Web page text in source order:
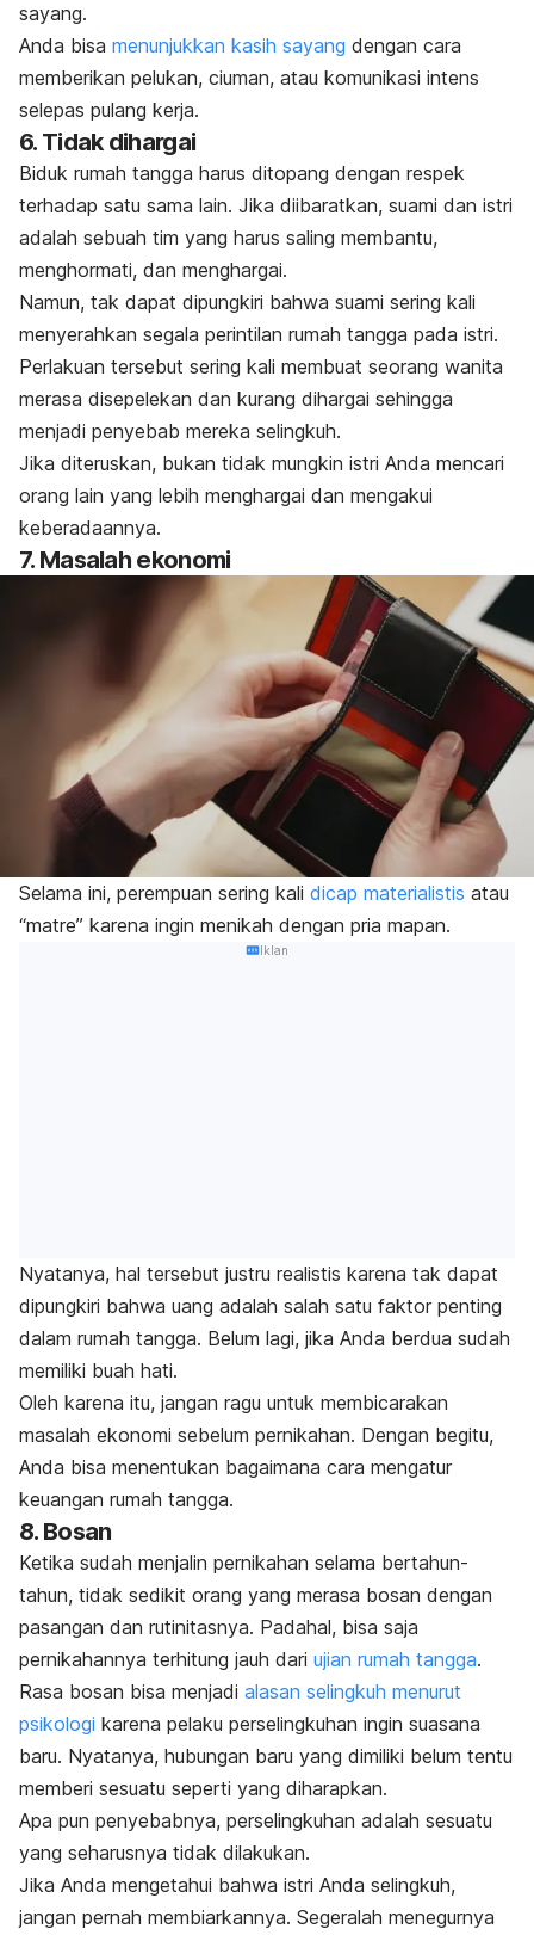
sayang.
Anda bisa menunjukkan kasih sayang dengan cara
memberikan pelukan, ciuman, atau komunikasi intens
selepas pulang kerja.
6. Tidak dihargai
Biduk rumah tangga harus ditopang dengan respek
terhadap satu sama lain. Jika diibaratkan, suami dan istri
adalah sebuah tim yang harus saling membantu,
menghormati, dan menghargai.
Namun, tak dapat dipungkiri bahwa suami sering kali
menyerahkan segala perintilan rumah tangga pada istri.
Perlakuan tersebut sering kali membuat seorang wanita
merasa disepelekan dan kurang dihargai sehingga
menjadi penyebab mereka selingkuh.
Jika diteruskan, bukan tidak mungkin istri Anda mencari
orang lain yang lebih menghargai dan mengakui
keberadaannya.
7. Masalah ekonomi
Selama ini, perempuan sering kali dicap materialistis atau
“matre” karena ingin menikah dengan pria mapan.
Iklan
Nyatanya, hal tersebut justru realistis karena tak dapat
dipungkiri bahwa uang adalah salah satu faktor penting
dalam rumah tangga. Belum lagi, jika Anda berdua sudah
memiliki buah hati.
Oleh karena itu, jangan ragu untuk membicarakan
masalah ekonomi sebelum pernikahan. Dengan begitu,
Anda bisa menentukan bagaimana cara mengatur
keuangan rumah tangga.
8. Bosan
Ketika sudah menjalin pernikahan selama bertahun-
tahun, tidak sedikit orang yang merasa bosan dengan
pasangan dan rutinitasnya. Padahal, bisa saja
pernikahannya terhitung jauh dari ujian rumah tangga.
Rasa bosan bisa menjadi alasan selingkuh menurut
psikologi karena pelaku perselingkuhan ingin suasana
baru. Nyatanya, hubungan baru yang dimiliki belum tentu
memberi sesuatu seperti yang diharapkan.
Apa pun penyebabnya, perselingkuhan adalah sesuatu
yang seharusnya tidak dilakukan.
Jika Anda mengetahui bahwa istri Anda selingkuh,
jangan pernah membiarkannya. Segeralah menegurnya